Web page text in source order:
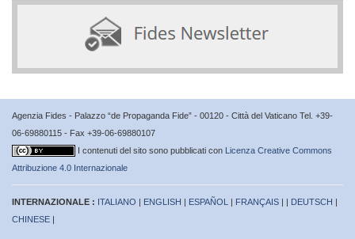
Agenzia Fides - Palazzo “de Propaganda Fide” - 00120 - Città del Vaticano Tel. +39-
06-69880115 - Fax +39-06-69880107
I contenuti del sito sono pubblicati con Licenza Creative Commons
Attribuzione 4.0 Internazionale
INTERNAZIONALE : ITALIANO | ENGLISH | ESPAÑOL | FRANÇAIS | | DEUTSCH |
CHINESE |